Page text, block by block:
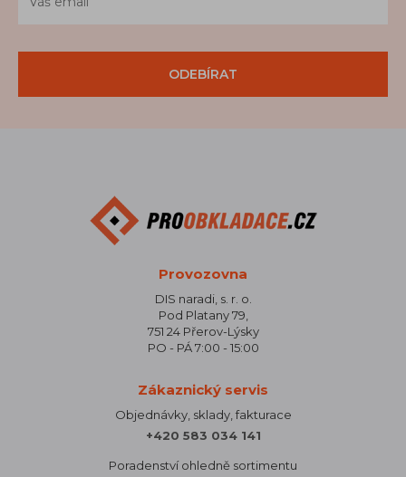
ODEBÍRAT
Provozovna
DIS naradi, s. r. o.
Pod Platany 79,
751 24 Přerov-Lýsky
PO - PÁ 7:00 - 15:00
Zákaznický servis
Objednávky, sklady, fakturace
+420 583 034 141
Poradenství ohledně sortimentu